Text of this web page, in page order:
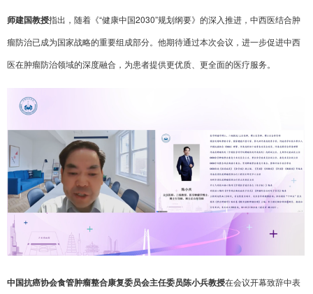
师建国教授指出，随着《“健康中国2030”规划纲要》的深入推进，中西医结合肿
瘤防治已成为国家战略的重要组成部分。他期待通过本次会议，进一步促进中西
医在肿瘤防治领域的深度融合，为患者提供更优质、更全面的医疗服务。
中国抗癌协会食管肿瘤整合康复委员会主任委员陈小兵教授在会议开幕致辞中表